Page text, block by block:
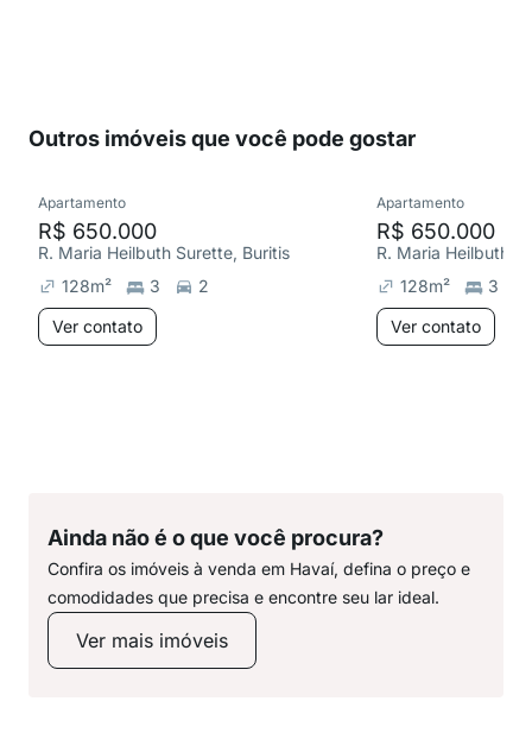
Outros imóveis que você pode gostar
Apartamento
R$ 650.000
R. Maria Heilbuth Surette, Buritis
128m² 3
2
Ver contato
Apartamento
R$ 650.000
R. Maria Heilbuth
128m²
3
Ver contato
Ainda não é o que você procura?
Confira os imóveis à venda em Havaí, defina o preço e
comodidades que precisa e encontre seu lar ideal.
Ver mais imóveis